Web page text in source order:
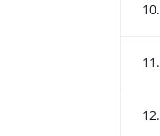
10.
11.
12.